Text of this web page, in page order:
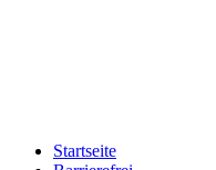
Startseite